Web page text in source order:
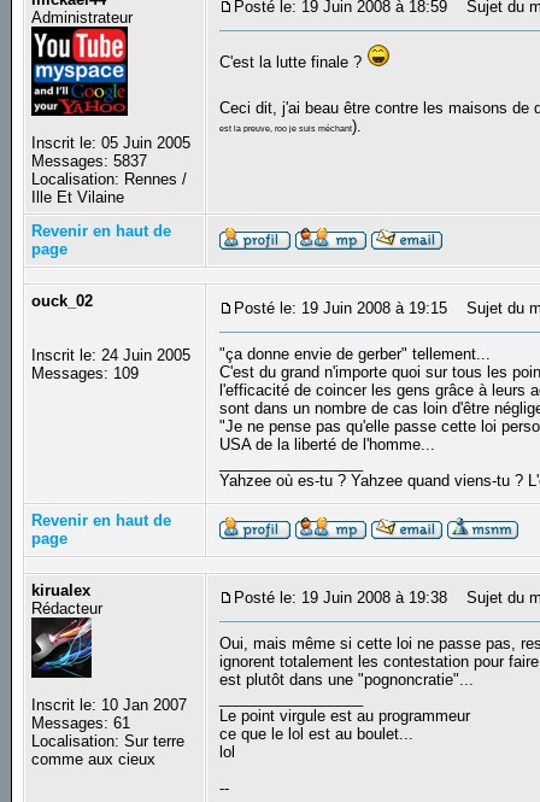
Administrateur
Inscrit le: 05 Juin 2005
Messages: 5837
Localisation: Rennes /
Ille Et Vilaine
Posté le: 19 Juin 2008 à 18:59 Sujet du
C'est la lutte finale ?
Ceci dit, j'ai beau être contre les maisons
est la preuve, roo je suis méchant).
Revenir en haut de
page
ouck_02
Inscrit le: 24 Juin 2005
Messages: 109
Posté le: 19 Juin 2008 à 19:15 Sujet du
"ça donne envie de gerber" tellement...
C'est du grand n'importe quoi sur tous les
l'efficacité de coincer les gens grâce à leurs
sont dans un nombre de cas loin d'être
"Je ne pense pas qu'elle passe cette loi
USA de la liberté de l'homme...
Yahzee où es-tu ? Yahzee quand viens-tu ?
Revenir en haut de
page
kirualex
Rédacteur
Inscrit le: 10 Jan 2007
Messages: 61
Localisation: Sur terre
comme aux cieux
Posté le: 19 Juin 2008 à 19:38 Sujet du
Oui, mais même si cette loi ne passe pas,
ignorent totalement les contestation pour
est plutôt dans une "pognoncratie"...
Le point virgule est au programmeur
ce que le lol est au boulet...
lol
--